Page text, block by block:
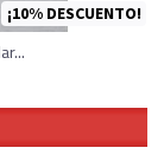
¡10% DESCUENTO!